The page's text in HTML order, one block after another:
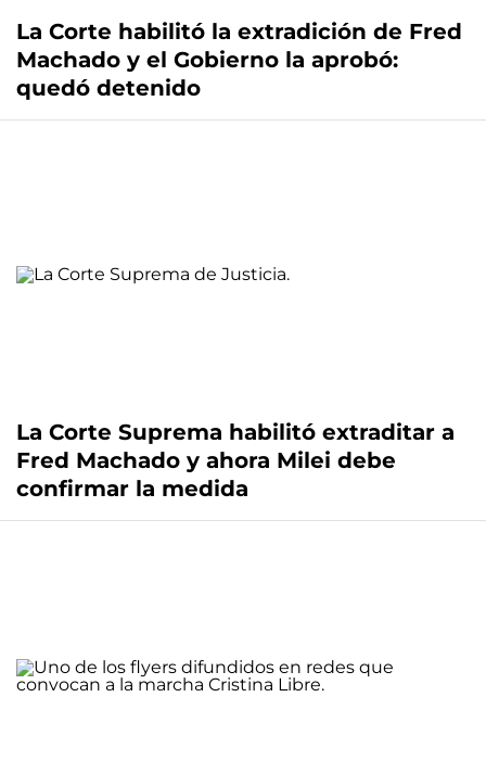
La Corte habilitó la extradición de Fred
Machado y el Gobierno la aprobó:
quedó detenido
La Corte Suprema habilitó extraditar a
Fred Machado y ahora Milei debe
confirmar la medida